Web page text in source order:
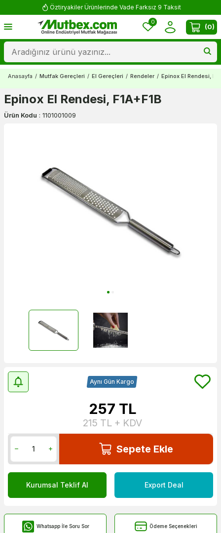
Öztiryakiler Ürünlerinde Vade Farksız 9 Taksit
0
(0)
Anasayfa / Mutfak Gereçleri / El Gereçleri / Rendeler / Epinox El Rendesi,
Epinox El Rendesi, F1A+F1B
Ürün Kodu : 1101001009
Aynı Gün Kargo
257 TL
215 TL + KDV
Sepete Ekle
Kurumsal Teklif Al Export Deal
Whatsapp İle Soru Sor Ödeme Seçenekleri